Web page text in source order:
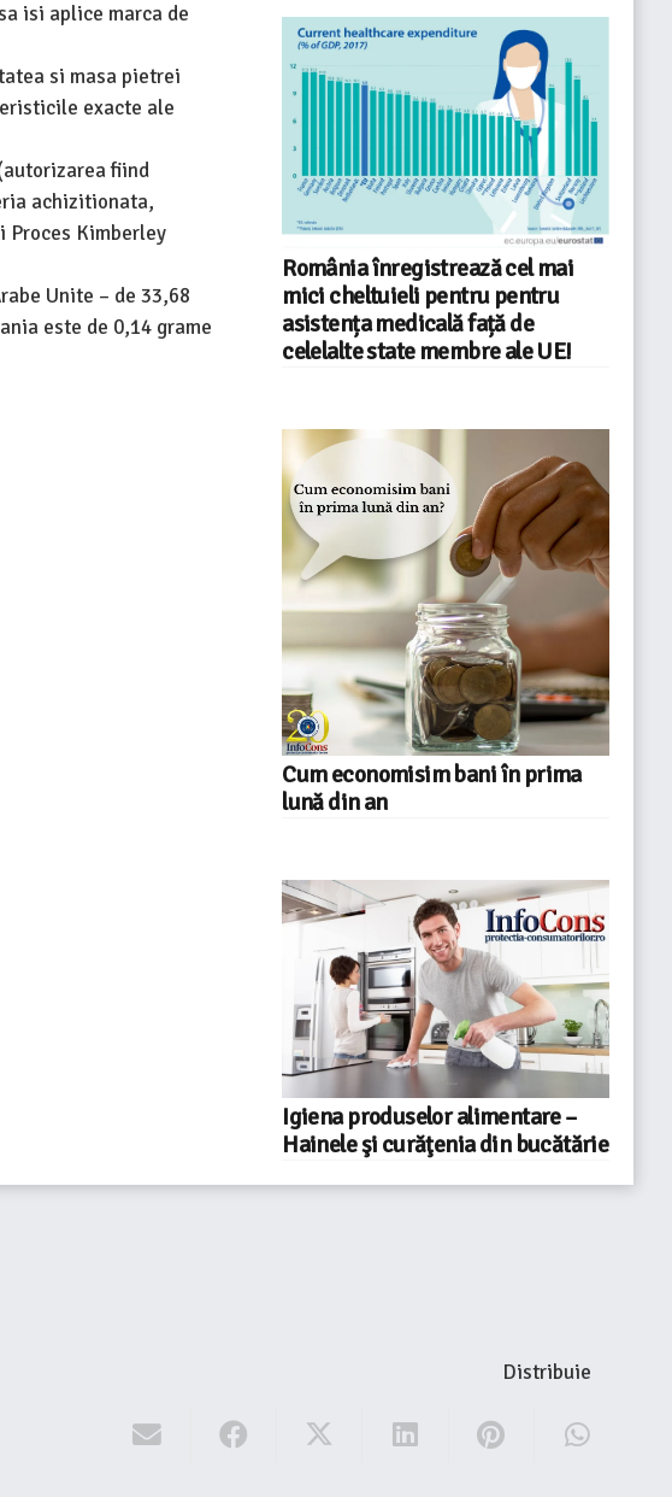
isi aplice marca de
si masa pietrei
exacte ale
fiind
achizitionata,
Proces Kimberley
Unite – de 33,68
este de 0,14 grame
România înregistrează cel mai
mici cheltuieli pentru pentru
asistența medicală față de
celelalte state membre ale UE!
Cum economisim bani în prima
lună din an
Igiena produselor alimentare –
Hainele şi curăţenia din bucătărie
Distribuie